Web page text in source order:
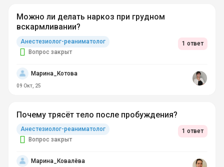
Можно ли делать наркоз при грудном
вскармливании?
Анестезиолог-реаниматолог
Вопрос закрыт
1 ответ
Марина_Котова
09 Окт, 25
Почему трясёт тело после пробуждения?
Анестезиолог-реаниматолог
Вопрос закрыт
1 ответ
Марина_Ковалёва